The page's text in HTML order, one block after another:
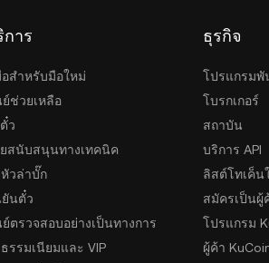
การ
สำหรับมือใหม่
ช่วยเหลือ
ว
สนับสนุนทางเทคนิค
วล่าบั๊ก
นตั๋ว
ตรวจสอบอย่างเป็นทางการ
รรมเนียมและ VIP
ธุรกิจ
โปรแกรมพั
โบรกเกอร์
สถาบัน
บริการ API
ลิสต์โทเค็น
สมัครเป็นผู้
โปรแกรม
ผู้ค้า